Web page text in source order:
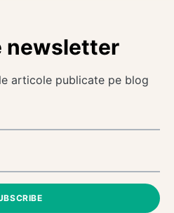
newsletter
articole publicate pe blog